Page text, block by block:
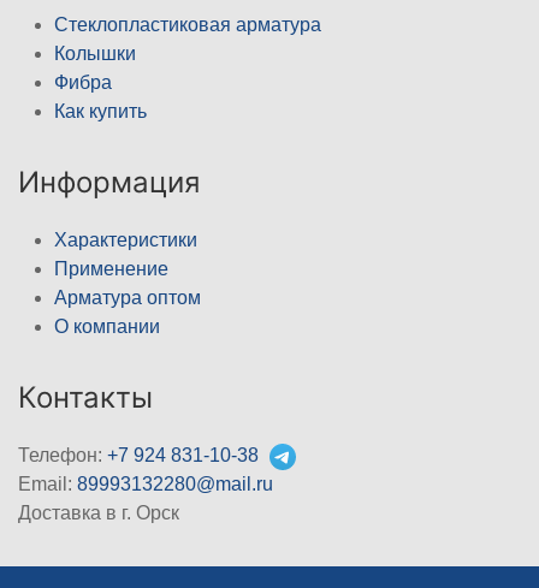
Стеклопластиковая арматура
Колышки
Фибра
Как купить
Информация
Характеристики
Применение
Арматура оптом
О компании
Контакты
Телефон: +7 924 831-10-38
Email: 89993132280@mail.ru
Доставка в г. Орск